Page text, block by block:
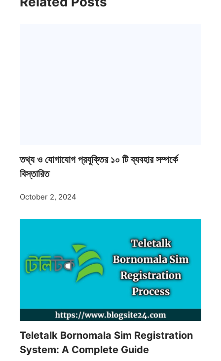
তথ্য ও যোগাযোগ প্রযুক্তির ১০ টি ব্যবহার সম্পর্কে
বিস্তারিত
October 2, 2024
Teletalk Bornomala Sim Registration
System: A Complete Guide